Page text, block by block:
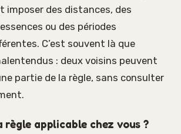
imposer des distances, des
ou des périodes
C’est souvent là que
: deux voisins peuvent
partie de la règle, sans consulter
applicable chez vous ?